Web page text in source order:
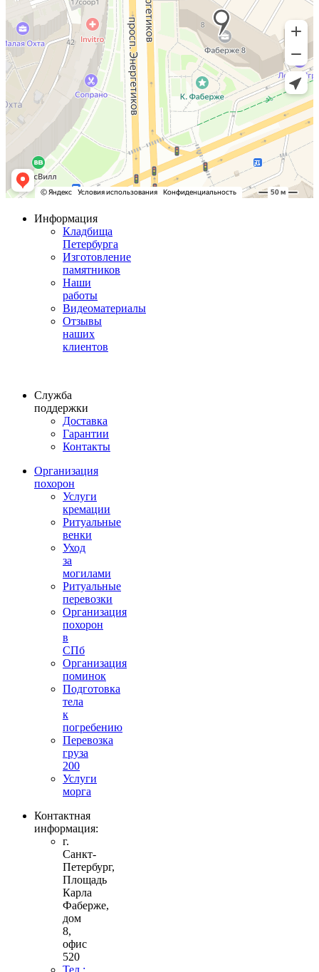
Информация
Кладбища
Петербурга
Изготовление
памятников
Наши
работы
Видеоматериалы
Отзывы
наших
клиентов
Служба
поддержки
Доставка
Гарантии
Контакты
Организация
похорон
Услуги
кремации
Ритуальные
венки
Уход
за
могилами
Ритуальные
перевозки
Организация
похорон
в
СПб
Организация
поминок
Подготовка
тела
к
погребению
Перевозка
груза
200
Услуги
морга
Контактная
информация:
г.
Санкт-
Петербург,
Площадь
Карла
Фаберже,
дом
8,
офис
520
Тел.: